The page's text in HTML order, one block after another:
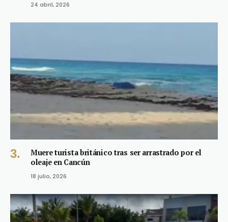
24 abril, 2026
Muere turista británico tras ser arrastrado por el
oleaje en Cancún
18 julio, 2026